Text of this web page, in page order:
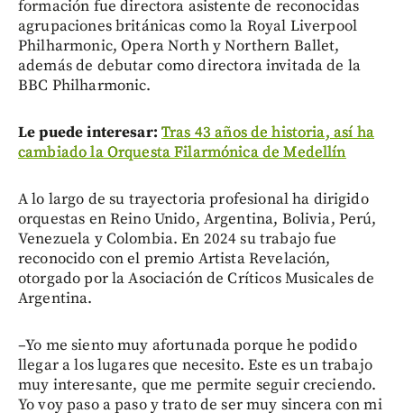
formación fue directora asistente de reconocidas
agrupaciones británicas como la Royal Liverpool
Philharmonic, Opera North y Northern Ballet,
además de debutar como directora invitada de la
BBC Philharmonic.
Le puede interesar: Tras 43 años de historia, así ha
cambiado la Orquesta Filarmónica de Medellín
A lo largo de su trayectoria profesional ha dirigido
orquestas en Reino Unido, Argentina, Bolivia, Perú,
Venezuela y Colombia. En 2024 su trabajo fue
reconocido con el premio Artista Revelación,
otorgado por la Asociación de Críticos Musicales de
Argentina.
–Yo me siento muy afortunada porque he podido
llegar a los lugares que necesito. Este es un trabajo
muy interesante, que me permite seguir creciendo.
Yo voy paso a paso y trato de ser muy sincera con mi